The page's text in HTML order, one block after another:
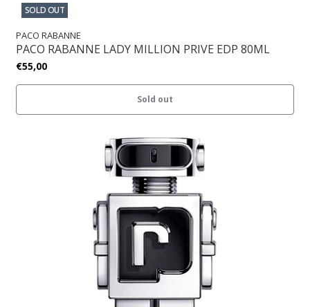
SOLD OUT
PACO RABANNE
PACO RABANNE LADY MILLION PRIVE EDP 80ML
€55,00
Sold out